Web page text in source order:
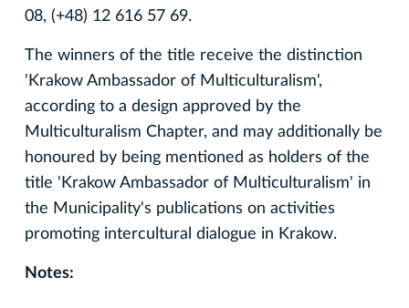
08, (+48) 12 616 57 69.
The winners of the title receive the distinction
'Krakow Ambassador of Multiculturalism',
according to a design approved by the
Multiculturalism Chapter, and may additionally be
honoured by being mentioned as holders of the
title 'Krakow Ambassador of Multiculturalism' in
the Municipality's publications on activities
promoting intercultural dialogue in Krakow.
Notes: